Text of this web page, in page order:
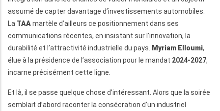
assumé de capter davantage d’investissements automobiles.
La TAA martèle d’ailleurs ce positionnement dans ses
communications récentes, en insistant sur l’innovation, la
durabilité et l’attractivité industrielle du pays.
Myriam Elloumi,
élue à la présidence de l’association pour le mandat 2024-2027,
incarne précisément cette ligne.
Et là, il se passe quelque chose d’intéressant. Alors que la soirée
semblait d’abord raconter la consécration d’un industriel